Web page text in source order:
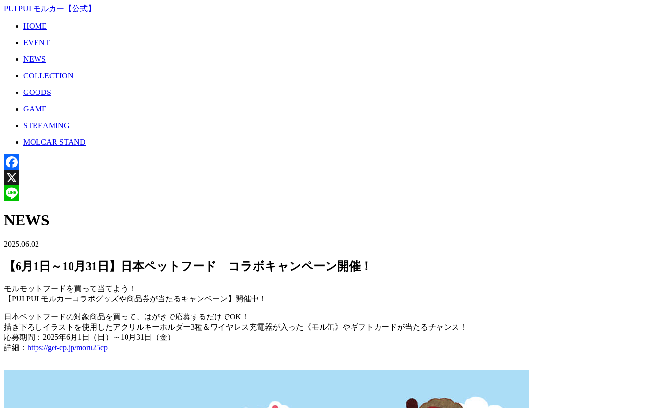
PUI PUI モルカー【公式】
HOME
EVENT
NEWS
COLLECTION
GOODS
GAME
STREAMING
MOLCAR STAND
Facebook
X
NEWS
2025.06.02
【6月1日～10月31日】日本ペットフード コラボキャンペーン開催！
モルモットフードを買って当てよう！
【PUI PUI モルカーコラボグッズや商品券が当たるキャンペーン】開催中！
日本ペットフードの対象商品を買って、はがきで応募するだけでOK！
描き下ろしイラストを使用したアクリルキーホルダー3種＆ワイヤレス充電器が入った《モル缶》やギフトカードが当たるチャンス！
応募期間：2025年6月1日（日）～10月31日（金）
詳細： https://get-cp.jp/moru25cp